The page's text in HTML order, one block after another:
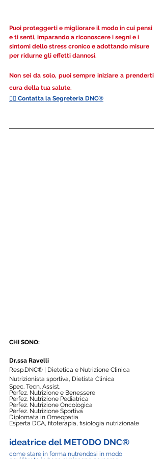
Puoi proteggerti e migliorare il modo in cui pensi
e ti senti, imparando a riconoscere i segni e i
sintomi dello stress cronico e adottando misure
per ridurne gli effetti dannosi.
Non sei da solo, puoi sempre iniziare a prenderti
cura della tua salute.
👉🏻 Contatta la Segreteria DNC®
CHI SONO:
Dr.ssa Ravelli
Resp.DNC® | Dietetica e Nutrizione Clinica
Nutrizionista sportiva, Dietista Clinica
Spec. Tecn. Assist.
Perfez. Nutrizione e Benessere
Perfez. Nutrizione Pediatrica
Perfez. Nutrizione Oncologica
Perfez. Nutrizione Sportiva
Diplomata in Omeopatia
Esperta DCA, fitoterapia, fisiologia nutrizionale
ideatrice del METODO DNC®️
come stare in forma nutrendosi in modo